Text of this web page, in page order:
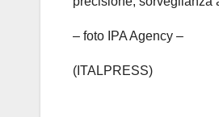
– foto IPA Agency –
(ITALPRESS)